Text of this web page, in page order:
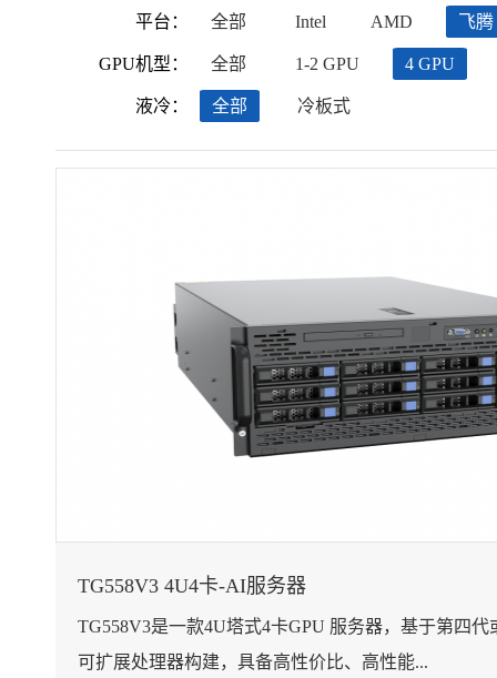
平台：
GPU机型：
液冷：
全部 Intel AMD 飞腾
全部 1-2 GPU 4 GPU
全部 冷板式
TG558V3 4U4卡-AI服务器
TG558V3是一款4U塔式4卡GPU 服务器，基于第四
可扩展处理器构建，具备高性价比、高性能...